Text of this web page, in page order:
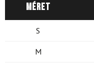
Méret
S
M